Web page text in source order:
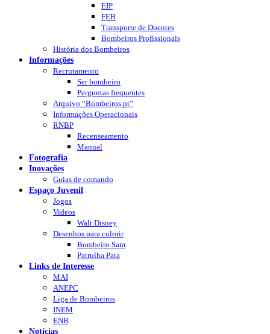
EIP
FEB
Transporte de Doentes
Bombeiros Profissionais
História dos Bombeiros
Informações
Recrutamento
Ser bombeiro
Perguntas frequentes
Arquivo “Bombeiros.pt”
Informações Operacionais
RNBP
Recenseamento
Manual
Fotografia
Inovações
Guias de comando
Espaço Juvenil
Jogos
Videos
Walt Disney
Desenhos para colorir
Bombeiro Sam
Patrulha Pata
Links de Interesse
MAI
ANEPC
Liga de Bombeiros
INEM
ENB
Notícias